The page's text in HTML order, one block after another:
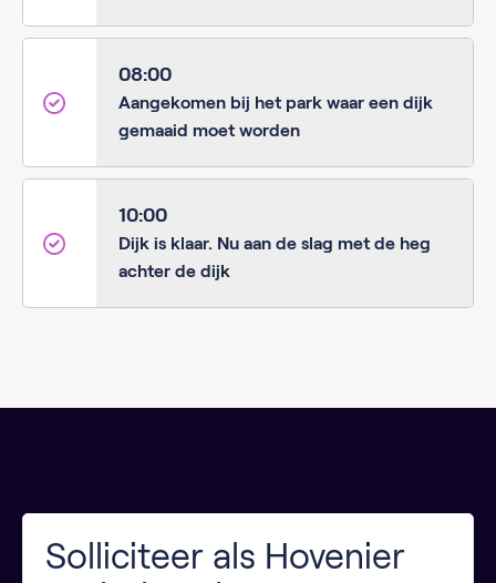
08:00
Aangekomen bij het park waar een dijk
gemaaid moet worden
10:00
Dijk is klaar. Nu aan de slag met de heg
achter de dijk
Solliciteer als Hovenier